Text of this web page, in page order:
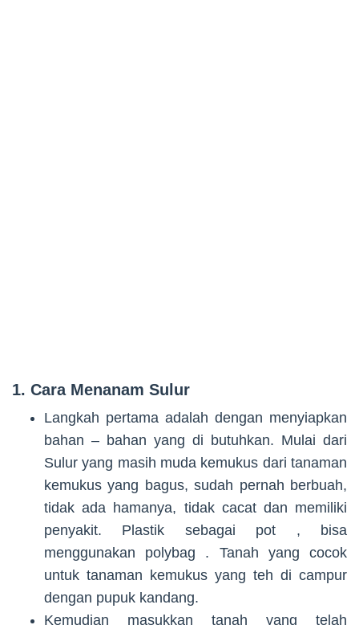
1. Cara Menanam Sulur
Langkah pertama adalah dengan menyiapkan
bahan – bahan yang di butuhkan. Mulai dari
Sulur yang masih muda kemukus dari tanaman
kemukus yang bagus, sudah pernah berbuah,
tidak ada hamanya, tidak cacat dan memiliki
penyakit. Plastik sebagai pot , bisa
menggunakan polybag . Tanah yang cocok
untuk tanaman kemukus yang teh di campur
dengan pupuk kandang.
Kemudian masukkan tanah yang telah